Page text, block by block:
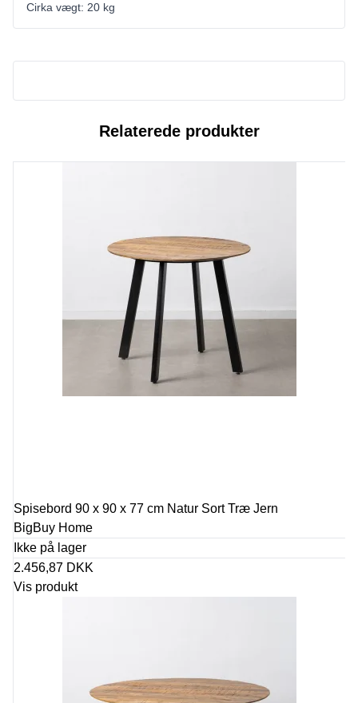
Cirka vægt: 20 kg
Relaterede produkter
Spisebord 90 x 90 x 77 cm Natur Sort Træ Jern
BigBuy Home
Ikke på lager
2.456,87 DKK
Vis produkt